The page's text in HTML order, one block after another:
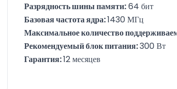
Разрядность шины памяти: 64 бит
Базовая частота ядра: 1430 МГц
Максимальное количество
Рекомендуемый блок питания: 300 Вт
Гарантия: 12 месяцев